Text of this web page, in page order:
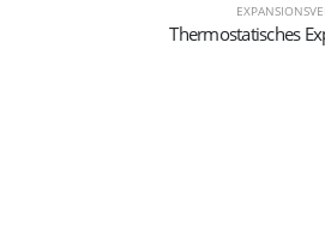
Thermostatisches